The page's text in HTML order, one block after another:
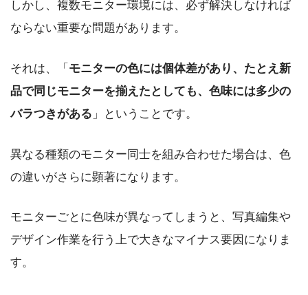
しかし、複数モニター環境には、必ず解決しなければ
ならない重要な問題があります。
それは、「 モニターの色には個体差があり、たとえ新
品で同じモニターを揃えたとしても、色味には多少の
バラつきがある 」ということです。
異なる種類のモニター同士を組み合わせた場合は、色
の違いがさらに顕著になります。
モニターごとに色味が異なってしまうと、写真編集や
デザイン作業を行う上で大きなマイナス要因になりま
す。